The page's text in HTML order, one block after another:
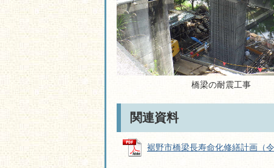
橋梁の耐震工事
関連資料
裾野市橋梁長寿命化修繕計画（